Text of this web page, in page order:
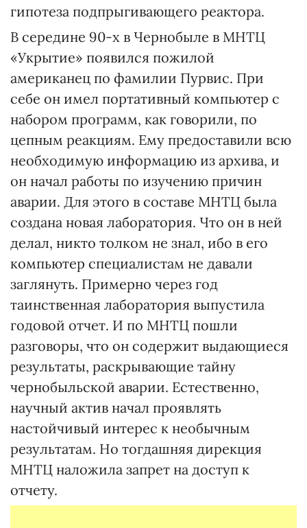
гипотеза подпрыгивающего реактора.
В середине 90-х в Чернобыле в МНТЦ
«Укрытие» появился пожилой
американец по фамилии Пурвис. При
себе он имел портативный компьютер с
набором программ, как говорили, по
цепным реакциям. Ему предоставили всю
необходимую информацию из архива, и
он начал работы по изучению причин
аварии. Для этого в составе МНТЦ была
создана новая лаборатория. Что он в ней
делал, никто толком не знал, ибо в его
компьютер специалистам не давали
заглянуть. Примерно через год
таинственная лаборатория выпустила
годовой отчет. И по МНТЦ пошли
разговоры, что он содержит выдающиеся
результаты, раскрывающие тайну
чернобыльской аварии. Естественно,
научный актив начал проявлять
настойчивый интерес к необычным
результатам. Но тогдашняя дирекция
МНТЦ наложила запрет на доступ к
отчету.